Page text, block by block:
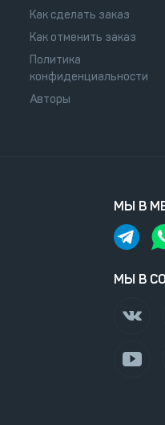
Как сделать заказ
Как отменить заказ
Политика
конфиденциальности
Авторы
МЫ В
МЫ В